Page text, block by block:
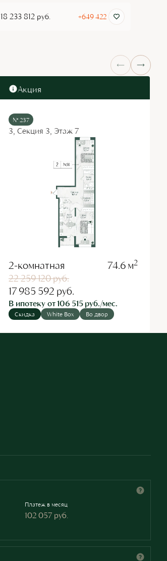
18 233 812 руб. +649 422
Акция
№ 237
3, Секция 3, Этаж 7
2-комнатная 74.6 м2
22 259 120руб.
17 985 592 руб.
В ипотеку от 106 515 руб./мес.
Скидка White Box Во двор
Платеж в месяц
102 057 руб.